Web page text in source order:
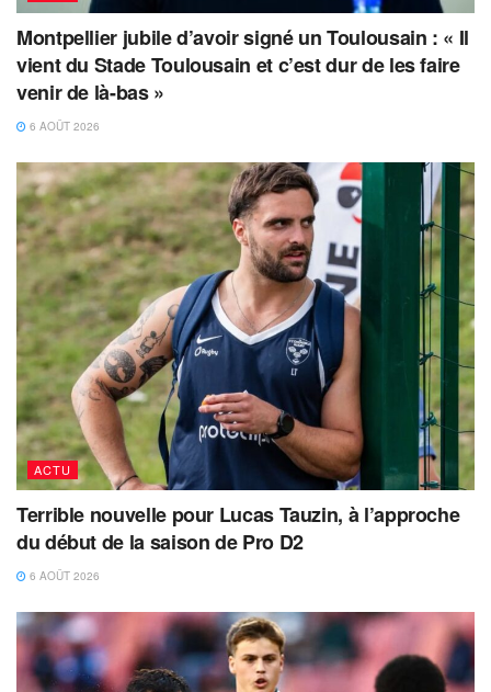
Montpellier jubile d’avoir signé un Toulousain : « Il
vient du Stade Toulousain et c’est dur de les faire
venir de là-bas »
6 AOÛT 2026
ACTU
Terrible nouvelle pour Lucas Tauzin, à l’approche
du début de la saison de Pro D2
6 AOÛT 2026